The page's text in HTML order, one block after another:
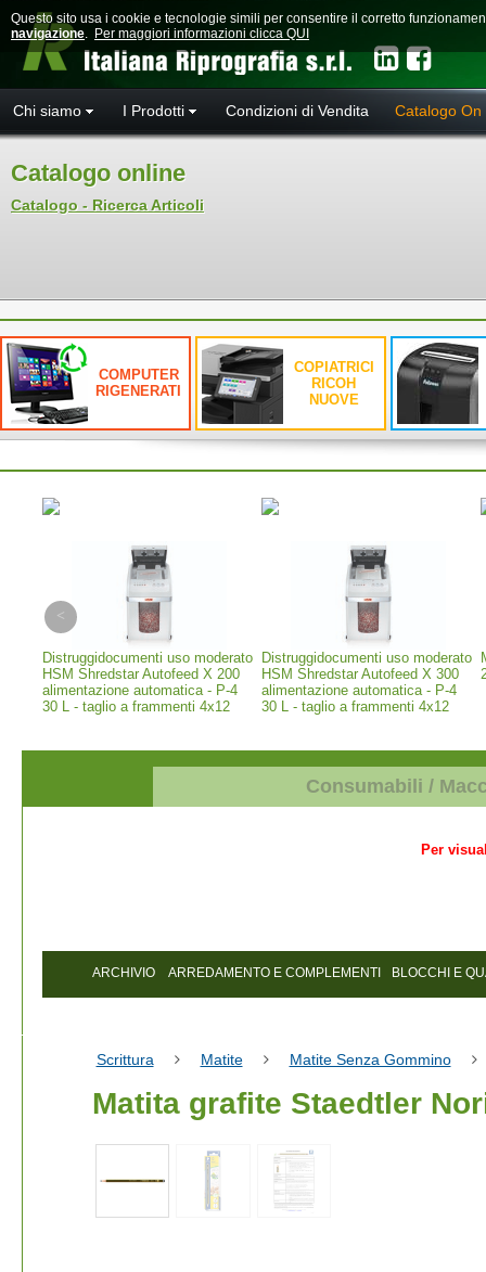
Questo sito usa i cookie e tecnologie simili per consentire il corretto
navigazione. Per maggiori informazioni clicca QUI
Chi siamo I Prodotti Condizioni di Vendita Catalogo On
Catalogo online
Catalogo - Ricerca Articoli
COMPUTER
RIGENERATI
COPIATRICI
RICOH
NUOVE
Distruggidocumenti uso moderato
HSM Shredstar Autofeed X 200
alimentazione automatica - P-4
30 L - taglio a frammenti 4x12
Distruggidocumenti uso moderato
HSM Shredstar Autofeed X 300
alimentazione automatica - P-4
30 L - taglio a frammenti 4x12
Consumabili /
Per
ARCHIVIO ARREDAMENTO E COMPLEMENTI BLOCCHI E
Scrittura Matite Matite Senza Gommino
Matita grafite Staedtler